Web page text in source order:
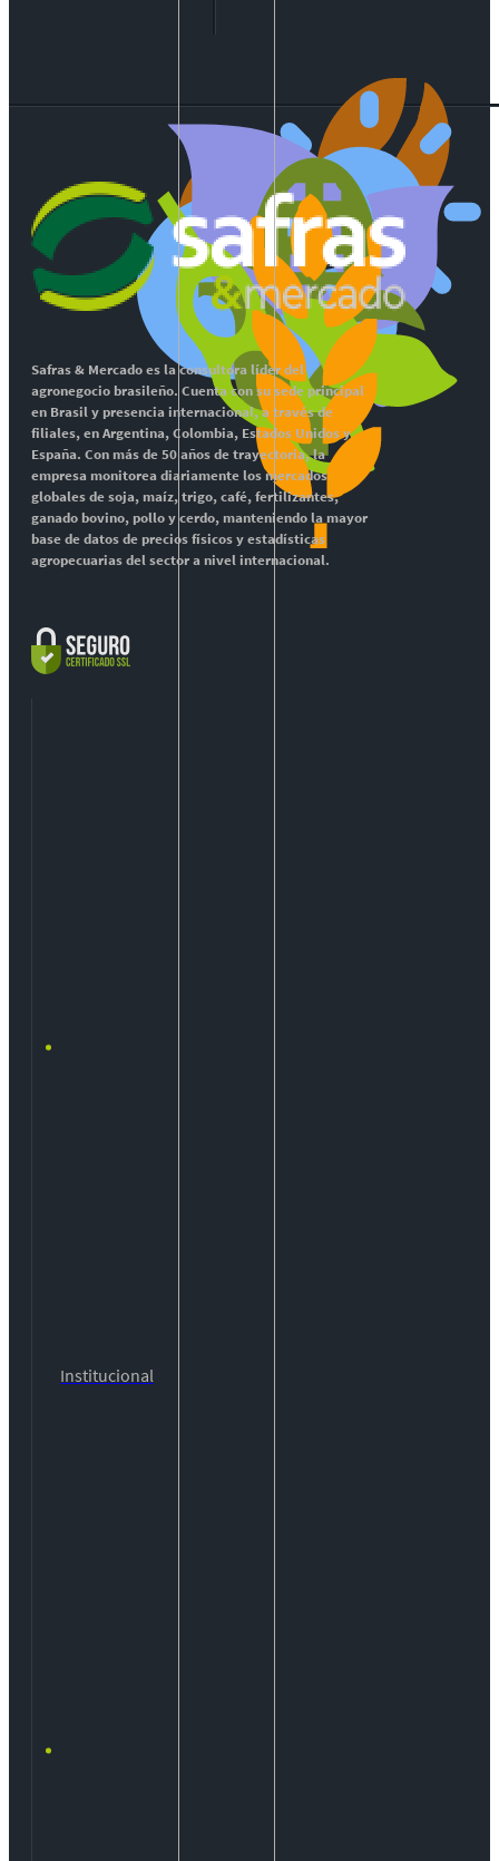
Safras & Mercado es la consultora líder del
agronegocio brasileño. Cuenta con su sede principal
en Brasil y presencia internacional, a través de
filiales, en Argentina, Colombia, Estados Unidos y
España. Con más de 50 años de trayectoria, la
empresa monitorea diariamente los mercados
globales de soja, maíz, trigo, café, fertilizantes,
ganado bovino, pollo y cerdo, manteniendo la mayor
base de datos de precios físicos y estadísticas
agropecuarias del sector a nivel internacional.
Institucional